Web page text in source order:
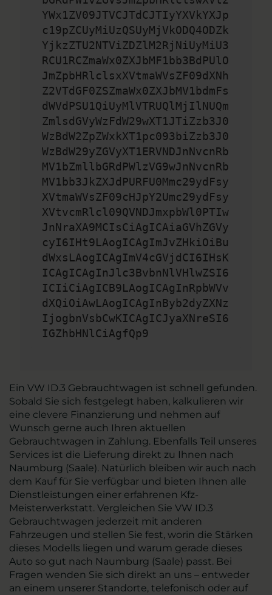
YWx1ZV09JTVCJTdCJTIyYXVkYXJp
c19pZCUyMiUzQSUyMjVkODQ4ODZk
YjkzZTU2NTViZDZlM2RjNiUyMiU3
RCU1RCZmaWx0ZXJbMF1bb3BdPUlO
JmZpbHRlclsxXVtmaWVsZF09dXNh
Z2VTdGF0ZSZmaWx0ZXJbMV1bdmFs
dWVdPSU1QiUyMlVTRUQlMjIlNUQm
ZmlsdGVyWzFdW29wXT1JTiZzb3J0
WzBdW2ZpZWxkXT1pc093biZzb3J0
WzBdW29yZGVyXT1ERVNDJnNvcnRb
MV1bZmllbGRdPWlzVG9wJnNvcnRb
MV1bb3JkZXJdPURFU0Mmc29ydFsy
XVtmaWVsZF09cHJpY2Umc29ydFsy
XVtvcmRlcl09QVNDJmxpbWl0PTIw
JnNraXA9MCIsCiAgICAiaGVhZGVy
cyI6IHt9LAogICAgImJvZHkiOiBu
dWxsLAogICAgImV4cGVjdCI6IHsK
ICAgICAgInJlc3BvbnNlVHlwZSI6
ICIiCiAgICB9LAogICAgInRpbWVv
dXQiOiAwLAogICAgInByb2dyZXNz
IjogbnVsbCwKICAgICJyaXNreSI6
IGZhbHNlCiAgfQp9
Ein VW ID.3 Gebrauchtwagen ist schnell gefunden.
Sobald Sie sich festgelegt haben, kalkulieren wir
eine clevere Finanzierung und nehmen auf
Wunsch gerne auch Ihren aktuellen
Gebrauchtwagen in Zahlung. Ebenfalls Teil unseres
Services ist die Lieferung direkt zu Ihnen nach
Naumburg (Saale). Natürlich bleiben wir auch nach
dem Kauf für Sie verfügbar und bieten Ihnen alle
Dienstleistungen einer erfahrenen Kfz-
Meisterwerkstatt. Vergleichen Sie VW ID.3
Gebrauchtwagen jederzeit mit anderen
Fahrzeugen und stellen Sie fest, worin die Stärken
dieses Modells liegen und warum gerade dieses
Auto so gut nach Naumburg (Saale) passt. Bei
Fragen wenden Sie sich direkt an uns – entweder
an einem unserer Standorte, telefonisch oder auf